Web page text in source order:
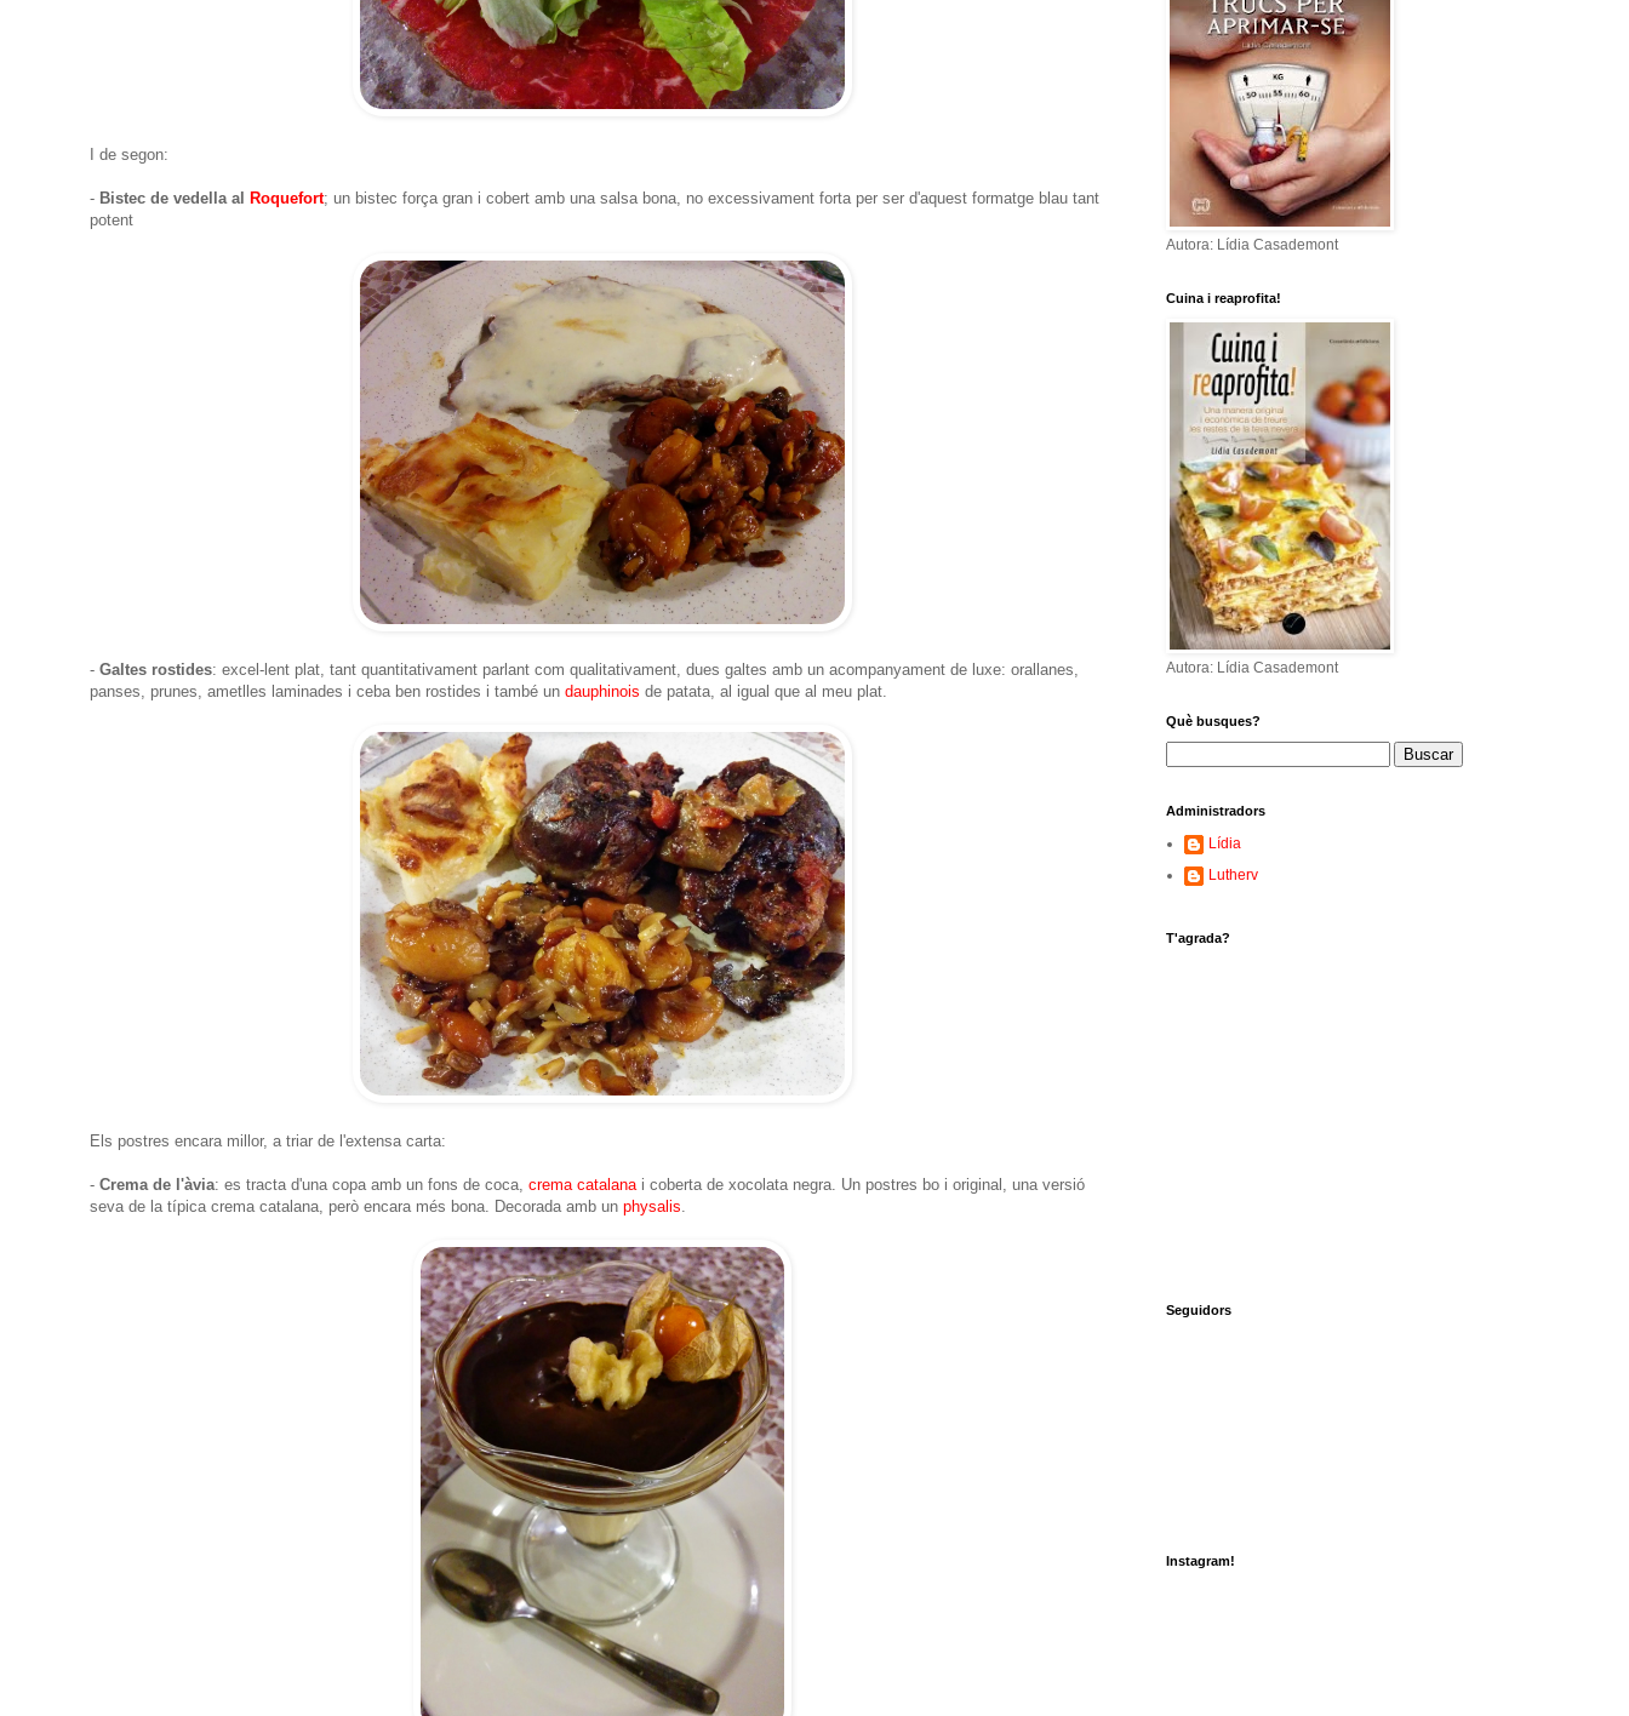
I de segon:
- Bistec de vedella al Roquefort; un bistec força gran i cobert amb una salsa bona, no excessivament forta per ser d'aquest formatge blau tant
potent
- Galtes rostides: excel-lent plat, tant quantitativament parlant com qualitativament, dues galtes amb un acompanyament de luxe: orallanes,
panses, prunes, ametlles laminades i ceba ben rostides i també un dauphinois de patata, al igual que al meu plat.
Els postres encara millor, a triar de l'extensa carta:
- Crema de l'àvia: es tracta d'una copa amb un fons de coca, crema catalanai coberta de xocolata negra. Un postres bo i original, una versió
seva de la típica crema catalana, però encara més bona. Decorada amb un physalis.
Autora: Lídia Casademont
Cuina i reaprofita!
Autora: Lídia Casademont
Què busques?
Administradors
Lídia
Lutherv
T'agrada?
Seguidors
Instagram!